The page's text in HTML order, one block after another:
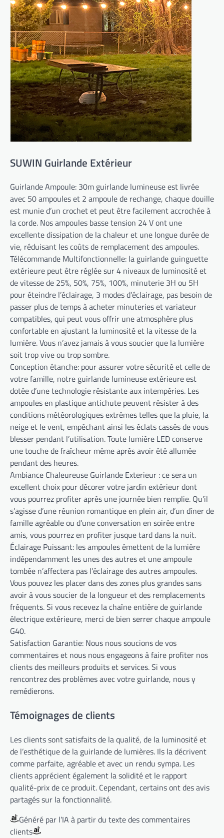
SUWIN Guirlande Extérieur
Guirlande Ampoule: 30m guirlande lumineuse est livrée
avec 50 ampoules et 2 ampoule de rechange, chaque douille
est munie d’un crochet et peut être facilement accrochée à
la corde. Nos ampoules basse tension 24 V ont une
excellente dissipation de la chaleur et une longue durée de
vie, réduisant les coûts de remplacement des ampoules.
Télécommande Multifonctionnelle: la guirlande guinguette
extérieure peut être réglée sur 4 niveaux de luminosité et
de vitesse de 25%, 50%, 75%, 100%, minuterie 3H ou 5H
pour éteindre l’éclairage, 3 modes d’éclairage, pas besoin de
passer plus de temps à acheter minuteries et variateur
compatibles, qui peut vous offrir une atmosphère plus
confortable en ajustant la luminosité et la vitesse de la
lumière. Vous n’avez jamais à vous soucier que la lumière
soit trop vive ou trop sombre.
Conception étanche: pour assurer votre sécurité et celle de
votre famille, notre guirlande lumineuse extérieure est
dotée d’une technologie résistante aux intempéries. Les
ampoules en plastique antichute peuvent résister à des
conditions météorologiques extrêmes telles que la pluie, la
neige et le vent, empêchant ainsi les éclats cassés de vous
blesser pendant l’utilisation. Toute lumière LED conserve
une touche de fraîcheur même après avoir été allumée
pendant des heures.
Ambiance Chaleureuse Guirlande Exterieur : ce sera un
excellent choix pour décorer votre jardin extérieur dont
vous pourrez profiter après une journée bien remplie. Qu’il
s’agisse d’une réunion romantique en plein air, d’un dîner de
famille agréable ou d’une conversation en soirée entre
amis, vous pourrez en profiter jusque tard dans la nuit.
Éclairage Puissant: les ampoules émettent de la lumière
indépendamment les unes des autres et une ampoule
tombée n’affectera pas l’éclairage des autres ampoules.
Vous pouvez les placer dans des zones plus grandes sans
avoir à vous soucier de la longueur et des remplacements
fréquents. Si vous recevez la chaîne entière de guirlande
électrique extérieure, merci de bien serrer chaque ampoule
G40.
Satisfaction Garantie: Nous nous soucions de vos
commentaires et nous nous engageons à faire profiter nos
clients des meilleurs produits et services. Si vous
rencontrez des problèmes avec votre guirlande, nous y
remédierons.
Témoignages de clients
Les clients sont satisfaits de la qualité, de la luminosité et
de l’esthétique de la guirlande de lumières. Ils la décrivent
comme parfaite, agréable et avec un rendu sympa. Les
clients apprécient également la solidité et le rapport
qualité-prix de ce produit. Cependant, certains ont des avis
partagés sur la fonctionnalité.
Généré par l’IA à partir du texte des commentaires
clients